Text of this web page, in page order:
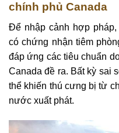
chính phủ Canada
Để nhập cảnh hợp
có chứng nhận tiêm
đáp ứng các tiêu chuẩn
Canada đề ra. Bất kỳ sai
thể khiến thú cưng bị từ
nước xuất phát.